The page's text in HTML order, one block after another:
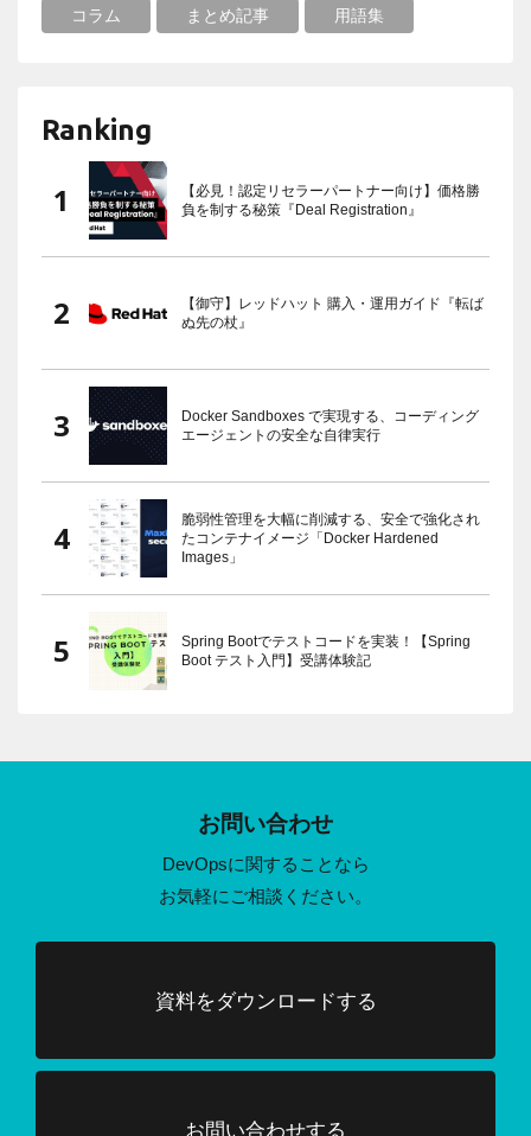
コラム まとめ記事 用語集
Ranking
【必見！認定リセラーパートナー向け】価格勝
負を制する秘策『Deal Registration』
【御守】レッドハット 購入・運用ガイド『転ば
ぬ先の杖』
Docker Sandboxes で実現する、コーディング
エージェントの安全な自律実行
脆弱性管理を大幅に削減する、安全で強化され
たコンテナイメージ「Docker Hardened
Images」
Spring Bootでテストコードを実装！【Spring
Boot テスト入門】受講体験記
お問い合わせ
DevOpsに関することなら
お気軽にご相談ください。
資料をダウンロードする
お問い合わせする